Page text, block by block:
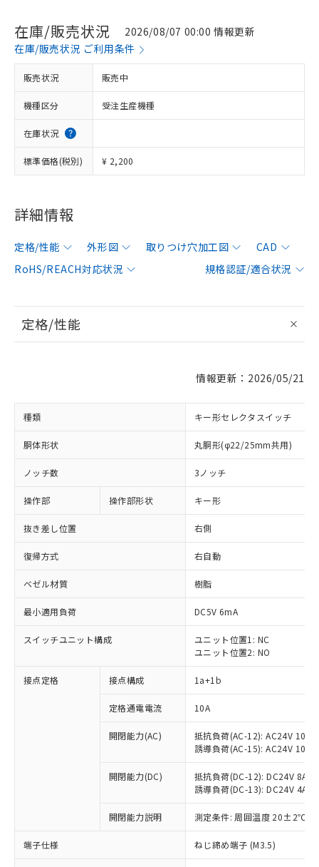
在庫/販売状況
2026/08/07 00:00 情報更新
在庫/販売状況 ご利用条件
販売状況 販売中
機種区分 受注生産機種
在庫状況
標準価格(税別) ¥ 2,200
詳細情報
定格/性能 外形図 取りつけ穴加工図
CAD
RoHS/REACH対応状況
規格認証/適合状況
定格/性能
情報更新：2026/05/21
種類 キー形セレクタスイッチ
胴体形状 丸胴形(φ22/25mm共用)
ノッチ数 3ノッチ
操作部 操作部形状 キー形
抜き差し位置 右側
復帰方式 右自動
ベゼル材質 樹脂
最小適用負荷 DC5V 6mA
スイッチユニット構成
ユニット位置1: NC
ユニット位置2: NO
接点定格 接点構成 1a+1b
定格通電電流 10A
開閉能力(AC)
抵抗負荷(AC-12): AC24V 10A/
誘導負荷(AC-15): AC24V
開閉能力(DC)
抵抗負荷(DC-12): DC24V 8A/
誘導負荷(DC-13): DC24V 4A/
開閉能力説明 測定条件: 周囲温度 20±2℃、
端子仕様 ねじ締め端子 (M3.5)
対応済み：EU RoHS指令（10物質）の
非含有に対応した製品が提供可能な商品で